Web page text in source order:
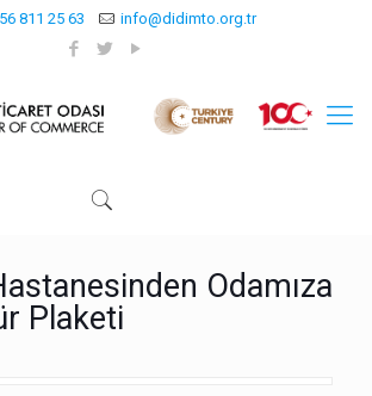
811 25 63 info@didimto.org.tr
Odamıza
Plaketi